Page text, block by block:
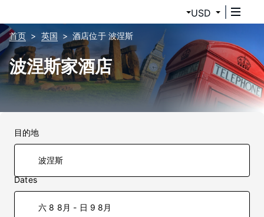
USD
首页 英国 酒店位于 波涅斯
波涅斯家酒店
目的地
Dates
六 8 8月 - 日 9 8月